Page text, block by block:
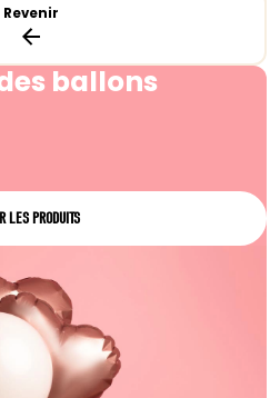
Revenir
ballons
LES PRODUITS